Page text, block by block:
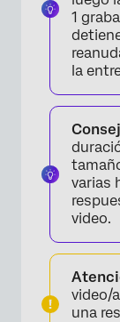
1
la
varias
video.
video/
una